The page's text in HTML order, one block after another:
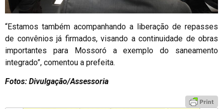
“Estamos também acompanhando a liberação de repasses
de convênios já firmados, visando a continuidade de obras
importantes para Mossoró a exemplo do saneamento
integrado”, comentou a prefeita.
Fotos: Divulgação/Assessoria